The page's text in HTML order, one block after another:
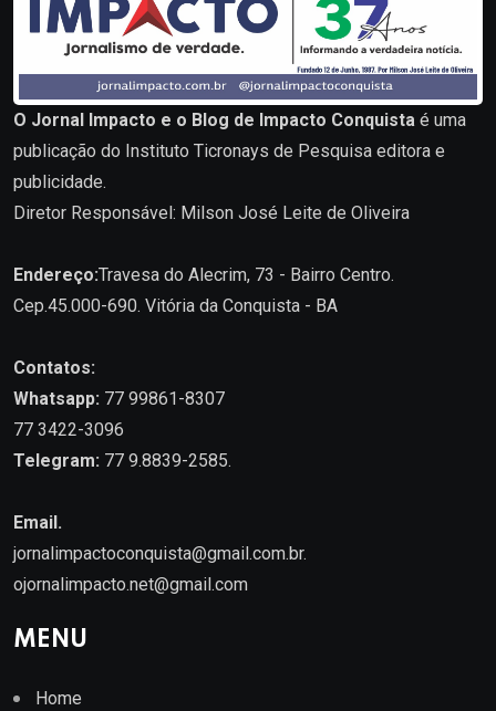
O Jornal Impacto e o Blog de Impacto Conquista é uma
publicação do Instituto Ticronays de Pesquisa editora e
publicidade.
Diretor Responsável: Milson José Leite de Oliveira
Endereço:Travesa do Alecrim, 73 - Bairro Centro.
Cep.45.000-690. Vitória da Conquista - BA
Contatos:
Whatsapp: 77 99861-8307
77 3422-3096
Telegram: 77 9.8839-2585.
Email.
jornalimpactoconquista@gmail.com.br.
ojornalimpacto.net@gmail.com
MENU
Home